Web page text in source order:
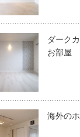
ダーク
お部屋
海外の